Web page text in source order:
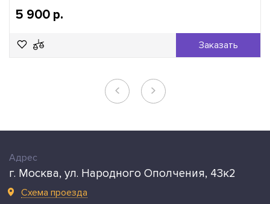
5 900 р.
Заказать
Адрес
г. Москва, ул. Народного Ополчения, 43к2
Схема проезда